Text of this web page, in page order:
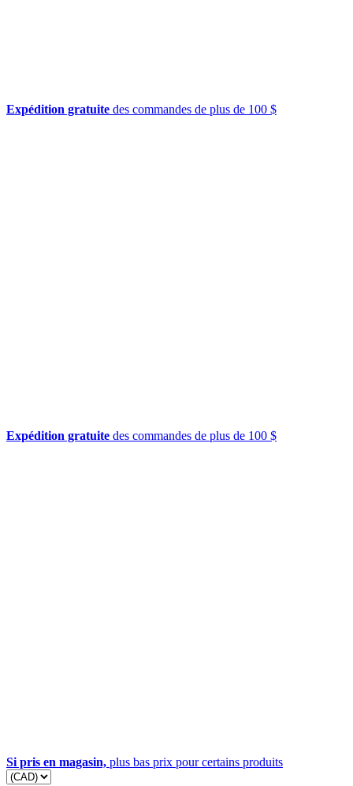
Expédition gratuite des commandes de plus de 100 $
Expédition gratuite des commandes de plus de 100 $
Si pris en magasin, plus bas prix pour certains produits